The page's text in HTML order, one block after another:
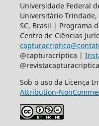
Universidade Federal
Universitário Trindade,
SC, Brasil | Programa
Centro de Ciências
@capturacriptica |
@revistacapturacriptica
Sob o uso da Licença
Attribution-